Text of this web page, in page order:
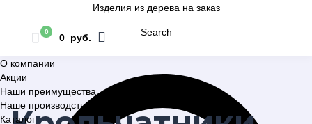
Изделия из дерева на заказ
Search
0
0 руб.
О компании
Акции
Наши преимущества
Наше производство
Каталог